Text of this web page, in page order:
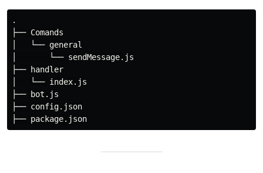
.
├── Comands
│   └── general
│       └── sendMessage.js
├── handler
│   └── index.js
├── bot.js
├── config.json